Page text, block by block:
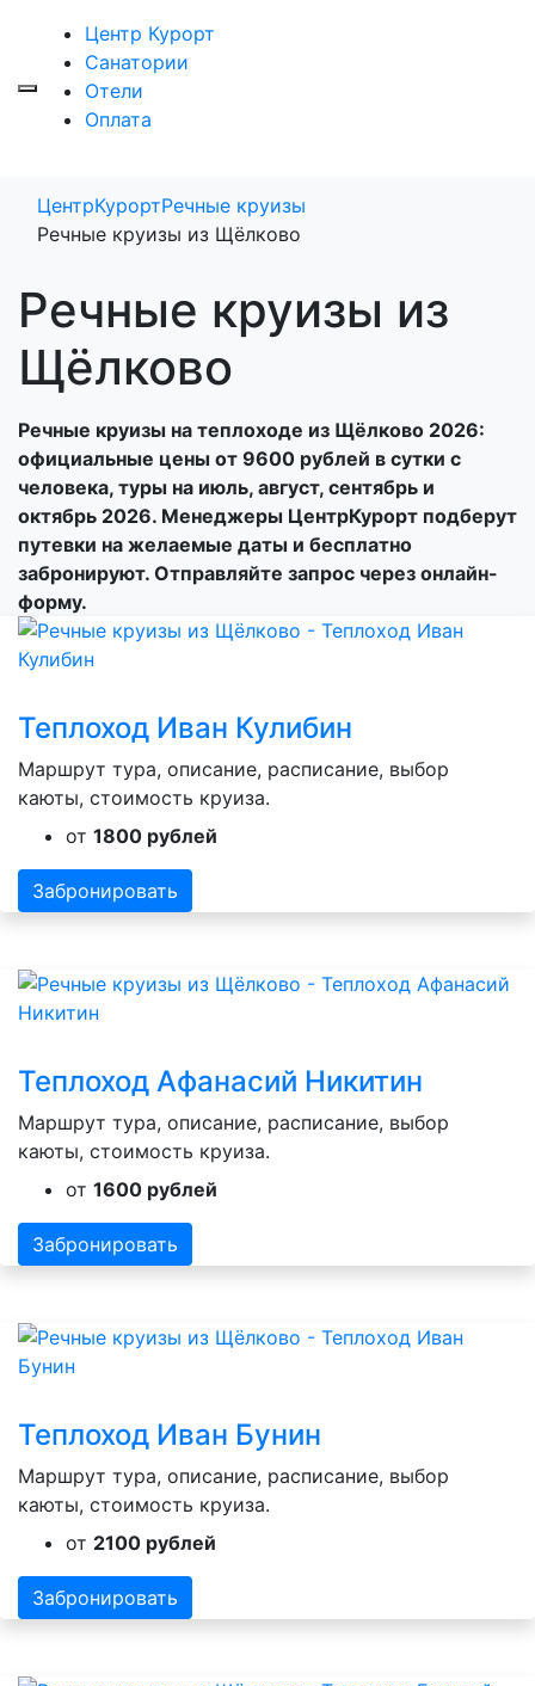
Центр Курорт
Санатории
Отели
Оплата
ЦентрКурортРечные круизы
Речные круизы из Щёлково
Речные круизы из
Щёлково
Речные круизы на теплоходе из Щёлково 2026:
официальные цены от 9600 рублей в сутки с
человека, туры на июль, август, сентябрь и
октябрь 2026. Менеджеры ЦентрКурорт подберут
путевки на желаемые даты и бесплатно
забронируют. Отправляйте запрос через онлайн-
форму.
Теплоход Иван Кулибин
Маршрут тура, описание, расписание, выбор
каюты, стоимость круиза.
от 1800 рублей
Забронировать
Теплоход Афанасий Никитин
Маршрут тура, описание, расписание, выбор
каюты, стоимость круиза.
от 1600 рублей
Забронировать
Теплоход Иван Бунин
Маршрут тура, описание, расписание, выбор
каюты, стоимость круиза.
от 2100 рублей
Забронировать